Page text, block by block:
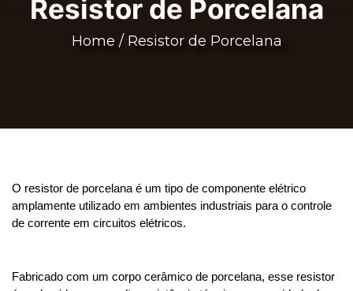
Resistor de Porcelana
Home / Resistor de Porcelana
O resistor de porcelana é um tipo de componente elétrico
amplamente utilizado em ambientes industriais para o controle
de corrente em circuitos elétricos.
Fabricado com um corpo cerâmico de porcelana, esse resistor